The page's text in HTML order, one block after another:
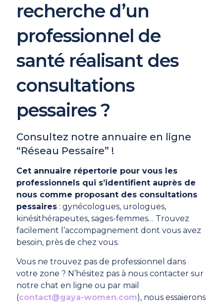
recherche d’un
professionnel de
santé réalisant des
consultations
pessaires ?
Consultez notre annuaire en ligne
“Réseau Pessaire” !
Cet annuaire répertorie pour vous les
professionnels qui s’identifient auprès de
nous comme proposant des consultations
pessaires : gynécologues, urologues,
kinésithérapeutes, sages-femmes… Trouvez
facilement l’accompagnement dont vous avez
besoin, près de chez vous.
Vous ne trouvez pas de professionnel dans
votre zone ? N’hésitez pas à nous contacter sur
notre chat en ligne ou par mail
(contact@gaya-women.com), nous essaierons